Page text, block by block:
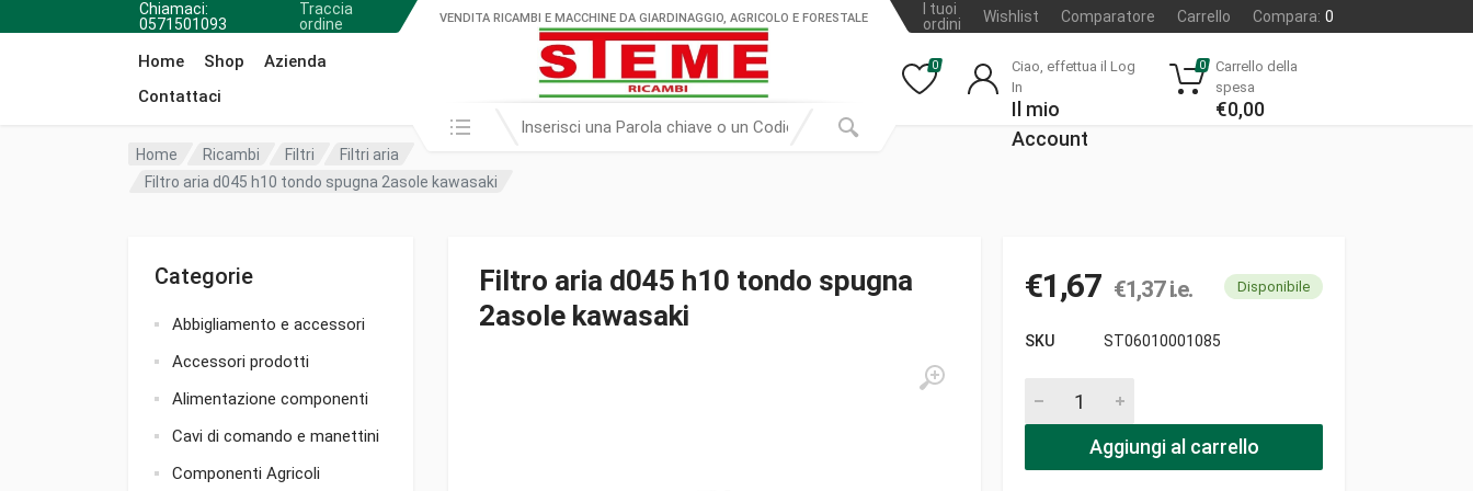
Chiamaci:
0571501093
Traccia
ordine
I tuoi
ordini
Wishlist Comparatore Carrello Compara: 0
Home Shop
Azienda
Contattaci
VENDITA RICAMBI E MACCHINE DA GIARDINAGGIO, AGRICOLO E FORESTALE
Cerca in:
0
Ciao, effettua il Log
In
Il mio
Account
0
Carrello della
spesa
€0,00
Home Ricambi Filtri
Filtri aria
Filtro aria d045 h10 tondo spugna 2asole kawasaki
Categorie
Abbigliamento e accessori
Accessori prodotti
Alimentazione componenti
Cavi di comando e manettini
Componenti Agricoli
Filtro aria d045 h10 tondo spugna
2asole kawasaki
€1,67 €1,37i.e. Disponibile
SKU ST06010001085
Aggiungi al carrello